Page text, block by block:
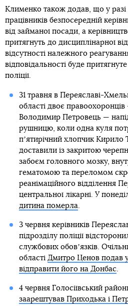
Клименко також додав, що у разі
працівників безпосередній
від займаної посади, а
притягнуть до дисциплінарної
відсутності належного
відповідальності буде
поліції.
31 травня в Переяславі-
області двоє
Володимир Петровець —
рушницю, коли одна куля
пʼятирічний хлопчик Кирило
доставили із закритою
забоєм головного мозку,
гематомою та переломом
реанімаційного відділення
центральної лікарні. У
дитина померла.
3 червня керівників
підрозділу поліції
службових обовʼязків.
області Дмитро Ценов подав у
відправити його на Донбас.
4 червня Голосіївський
заарештував Приходька і